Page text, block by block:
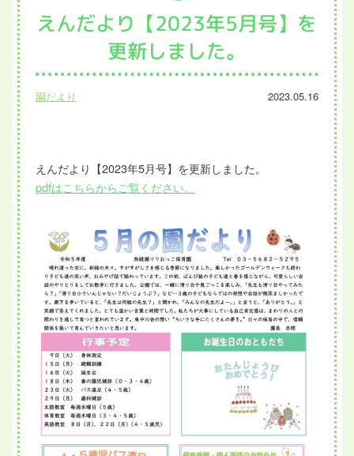
えんだより【2023年5月号】を
更新しました。
園だより 2023.05.16
えんだより【2023年5月号】を更新しました。
pdfはこちらからご覧ください。